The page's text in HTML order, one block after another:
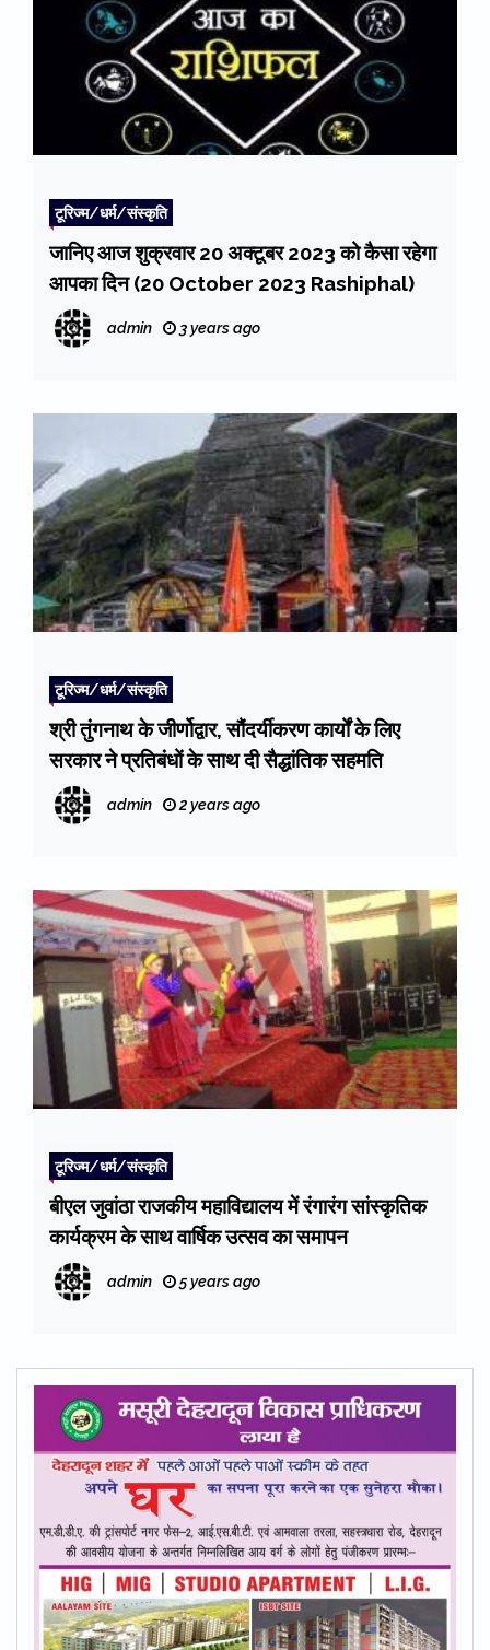
टूरिज्म/धर्म/संस्कृति
जानिए आज शुक्रवार 20 अक्टूबर 2023 को कैसा रहेगा
आपका दिन (20 October 2023 Rashiphal)
admin 3 years ago
टूरिज्म/धर्म/संस्कृति
श्री तुंगनाथ के जीर्णोद्वार, सौंदर्यीकरण कार्यों के लिए
सरकार ने प्रतिबंधों के साथ दी सैद्धांतिक सहमति
admin 2 years ago
टूरिज्म/धर्म/संस्कृति
बीएल जुवांठा राजकीय महाविद्यालय में रंगारंग सांस्कृतिक
कार्यक्रम के साथ वार्षिक उत्सव का समापन
admin 5 years ago